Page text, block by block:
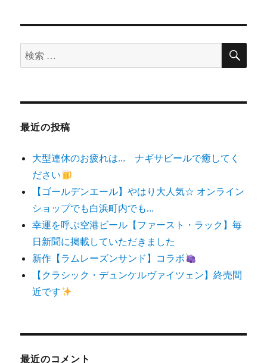
検
索
象:
検
最近の投稿
大型連休のお疲れは… ナギサビールで癒してく
ださい
【ゴールデンエール】やはり大人気☆ オンライン
ショップでも白浜町内でも…
幸運を呼ぶ空港ビール【ファースト・ラック】毎
日新聞に掲載していただきました
新作【ラムレーズンサンド】コラボ
【クラシック・デュンケルヴァイツェン】終売間
近です
最近のコメント